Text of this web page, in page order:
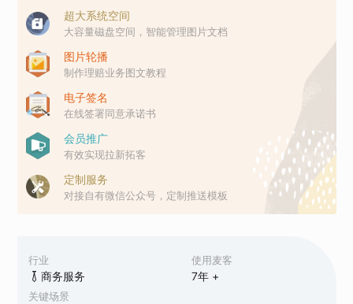
行业
商务服务
使用麦客
7年 +
关键场景
超大系统空间
大容量磁盘空间，智能管理图片文档
图片轮播
制作理赔业务图文教程
电子签名
在线签署同意承诺书
会员推广
有效实现拉新拓客
定制服务
对接自有微信公众号，定制推送模板